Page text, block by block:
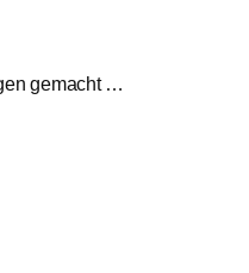
gemacht …